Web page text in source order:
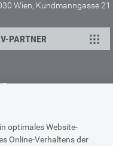
optimales Website-
Online-Verhaltens der
Wien, Kundmanngasse 21
PARTNER
Info & Sicherheit
Suche